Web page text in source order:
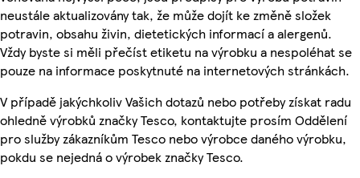
neustále aktualizovány tak, že může dojít ke změně složek
potravin, obsahu živin, dietetických informací a alergenů.
Vždy byste si měli přečíst etiketu na výrobku a nespoléhat se
pouze na informace poskytnuté na internetových stránkách.
V případě jakýchkoliv Vašich dotazů nebo potřeby získat radu
ohledně výrobků značky Tesco, kontaktujte prosím Oddělení
pro služby zákazníkům Tesco nebo výrobce daného výrobku,
pokdu se nejedná o výrobek značky Tesco.